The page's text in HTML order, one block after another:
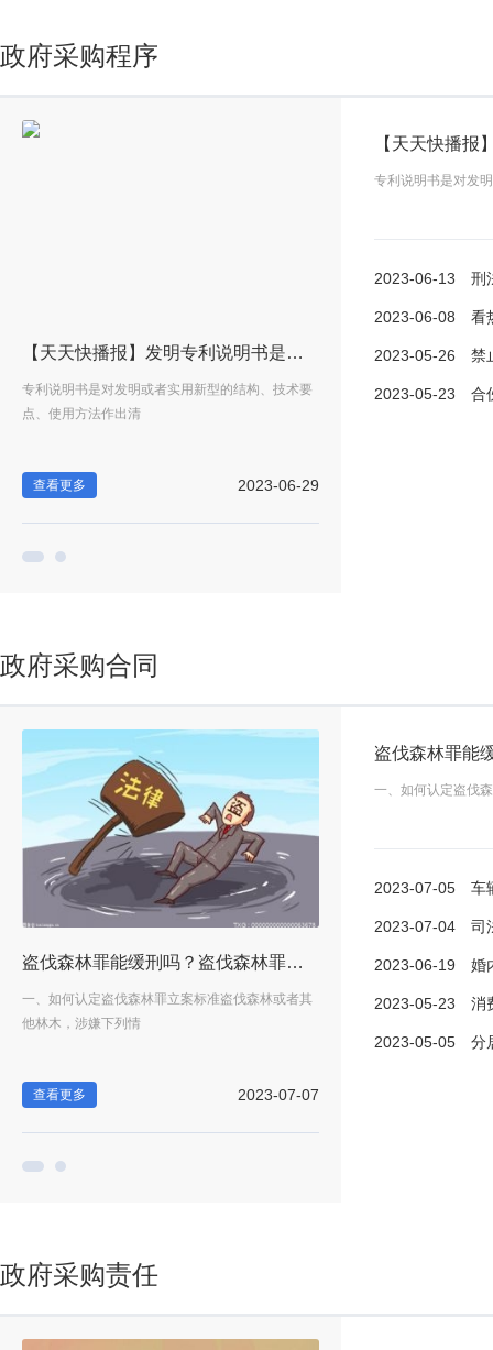
政府采购程序
【天天快播报】发明专利说明书是什么？专利说明书的五个部分是哪五部分？
专利说明书是对发明或者实用新型的结构、技术要
点、使用方法作出清
查看更多 2023-06-29
刑法的基本原则是什么?刑
专利说明书是对发
2023-06-13 刑法
2023-06-08 看热
2023-05-26 禁止出
2023-05-23 合伙企
政府采购合同
盗伐森林罪能缓刑吗？盗伐森林罪侵犯的客体是什么？-当前观察
一、如何认定盗伐森林罪立案标准盗伐森林或者其
他林木，涉嫌下列情
查看更多 2023-07-07
车辆定损需要多长时间?车
一、如何认定盗伐
2023-07-05 车辆
2023-07-04 司法机
2023-06-19 婚内出
2023-05-23 消费损害
2023-05-05 分居
政府采购责任